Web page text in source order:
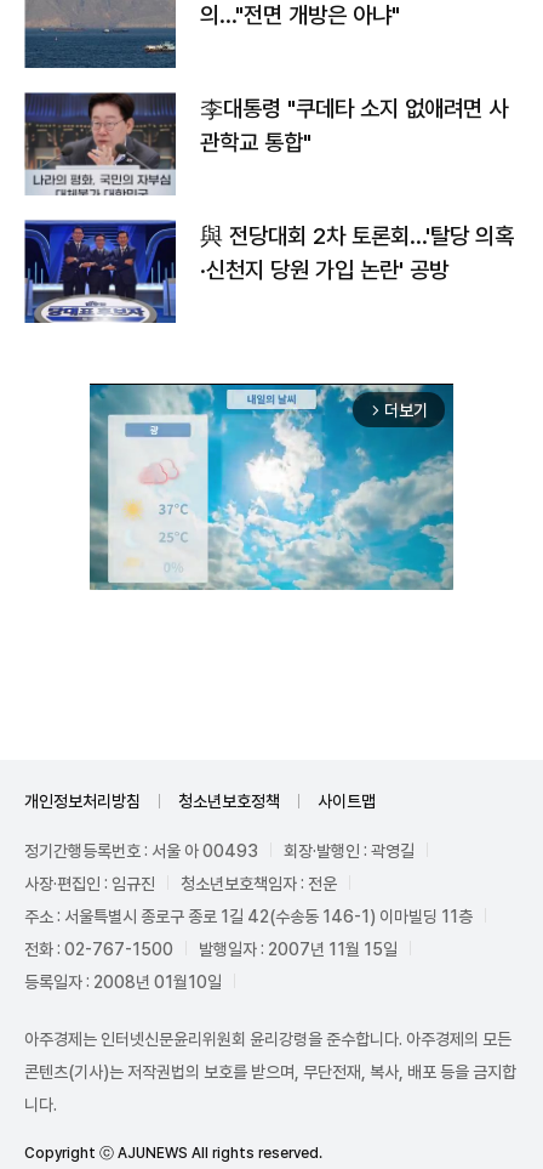
의…"전면 개방은 아냐"
李대통령 "쿠데타 소지 없애려면 사
관학교 통합"
與 전당대회 2차 토론회…'탈당 의혹
·신천지 당원 가입 논란' 공방
arrow_forward_ios 더보기
개인정보처리방침 청소년보호정책 사이트맵
정기간행등록번호 : 서울 아 00493
회장·발행인 : 곽영길
사장·편집인 : 임규진
청소년보호책임자 : 전운
주소 : 서울특별시 종로구 종로 1길 42(수송동 146-1) 이마빌딩 11층
전화 : 02-767-1500
발행일자 : 2007년 11월 15일
등록일자 : 2008년 01월10일
아주경제는 인터넷신문윤리위원회 윤리강령을 준수합니다. 아주경제의 모든
콘텐츠(기사)는 저작권법의 보호를 받으며, 무단전재, 복사, 배포 등을 금지합
니다.
Copyright ⓒ AJUNEWS All rights reserved.